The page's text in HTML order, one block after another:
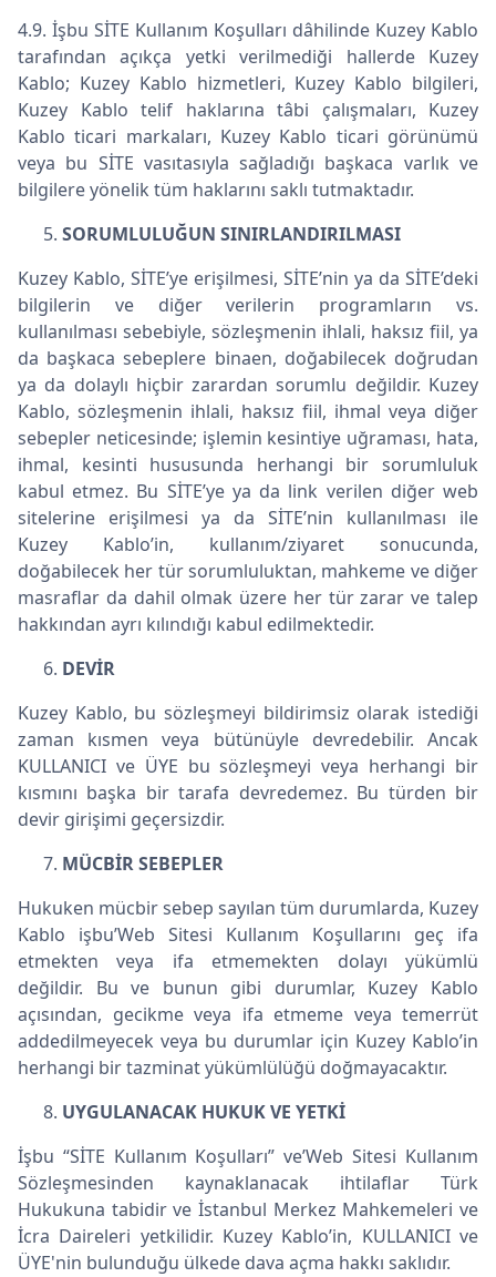
4.9. İşbu SİTE Kullanım Koşulları dâhilinde Kuzey Kablo
tarafından açıkça yetki verilmediği hallerde Kuzey
Kablo; Kuzey Kablo hizmetleri, Kuzey Kablo bilgileri,
Kuzey Kablo telif haklarına tâbi çalışmaları, Kuzey
Kablo ticari markaları, Kuzey Kablo ticari görünümü
veya bu SİTE vasıtasıyla sağladığı başkaca varlık ve
bilgilere yönelik tüm haklarını saklı tutmaktadır.
SORUMLULUĞUN SINIRLANDIRILMASI
Kuzey Kablo, SİTE’ye erişilmesi, SİTE’nin ya da SİTE’deki
bilgilerin ve diğer verilerin programların vs.
kullanılması sebebiyle, sözleşmenin ihlali, haksız fiil, ya
da başkaca sebeplere binaen, doğabilecek doğrudan
ya da dolaylı hiçbir zarardan sorumlu değildir. Kuzey
Kablo, sözleşmenin ihlali, haksız fiil, ihmal veya diğer
sebepler neticesinde; işlemin kesintiye uğraması, hata,
ihmal, kesinti hususunda herhangi bir sorumluluk
kabul etmez. Bu SİTE’ye ya da link verilen diğer web
sitelerine erişilmesi ya da SİTE’nin kullanılması ile
Kuzey Kablo’in, kullanım/ziyaret sonucunda,
doğabilecek her tür sorumluluktan, mahkeme ve diğer
masraflar da dahil olmak üzere her tür zarar ve talep
hakkından ayrı kılındığı kabul edilmektedir.
DEVİR
Kuzey Kablo, bu sözleşmeyi bildirimsiz olarak istediği
zaman kısmen veya bütünüyle devredebilir. Ancak
KULLANICI ve ÜYE bu sözleşmeyi veya herhangi bir
kısmını başka bir tarafa devredemez. Bu türden bir
devir girişimi geçersizdir.
MÜCBİR SEBEPLER
Hukuken mücbir sebep sayılan tüm durumlarda, Kuzey
Kablo işbu’Web Sitesi Kullanım Koşullarını geç ifa
etmekten veya ifa etmemekten dolayı yükümlü
değildir. Bu ve bunun gibi durumlar, Kuzey Kablo
açısından, gecikme veya ifa etmeme veya temerrüt
addedilmeyecek veya bu durumlar için Kuzey Kablo’in
herhangi bir tazminat yükümlülüğü doğmayacaktır.
UYGULANACAK HUKUK VE YETKİ
İşbu “SİTE Kullanım Koşulları” ve’Web Sitesi Kullanım
Sözleşmesinden kaynaklanacak ihtilaflar Türk
Hukukuna tabidir ve İstanbul Merkez Mahkemeleri ve
İcra Daireleri yetkilidir. Kuzey Kablo’in, KULLANICI ve
ÜYE'nin bulunduğu ülkede dava açma hakkı saklıdır.